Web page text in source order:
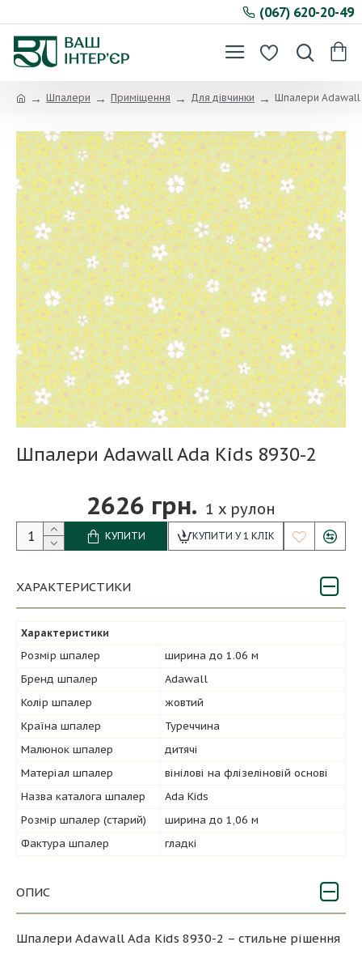
(067) 620-20-49
Шпалери Приміщення Для дівчинки Шпалери Adawall
Шпалери Adawall Ada Kids 8930-2
2626 грн. 1 x рулон
КУПИТИ КУПИТИ У 1 КЛІК
ХАРАКТЕРИСТИКИ
Характеристики
Розмір шпалер
ширина до 1.06 м
Бренд шпалер
Adawall
Колір шпалер
жовтий
Країна шпалер
Туреччина
Малюнок шпалер
дитячі
Матеріал шпалер
вінілові на флізеліновій основі
Назва каталога шпалер
Ada Kids
Розмір шпалер (старий)
ширина до 1,06 м
Фактура шпалер
гладкі
ОПИС
Шпалери Adawall Ada Kids 8930-2 – стильне рішення